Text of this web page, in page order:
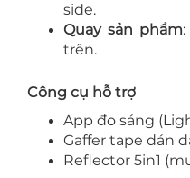
side.
Quay sản phẩm:
trên.
Công cụ hỗ trợ
App đo sáng
Gaffer tape dán
Reflector 5in1